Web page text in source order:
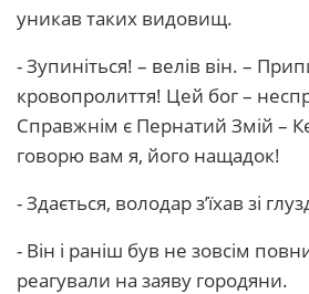
уникав таких видовищ.
- Зупиніться! – велів він. –
кровопролиття! Цей бог –
Справжнім є Пернатий Змій –
говорю вам я, його нащадок!
- Здається, володар з’їхав зі
- Він і раніш був не зовсім
реагували на заяву городяни.